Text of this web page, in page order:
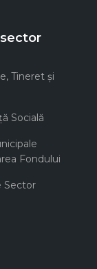
Tineret şi
Socială
Fondului
Sector